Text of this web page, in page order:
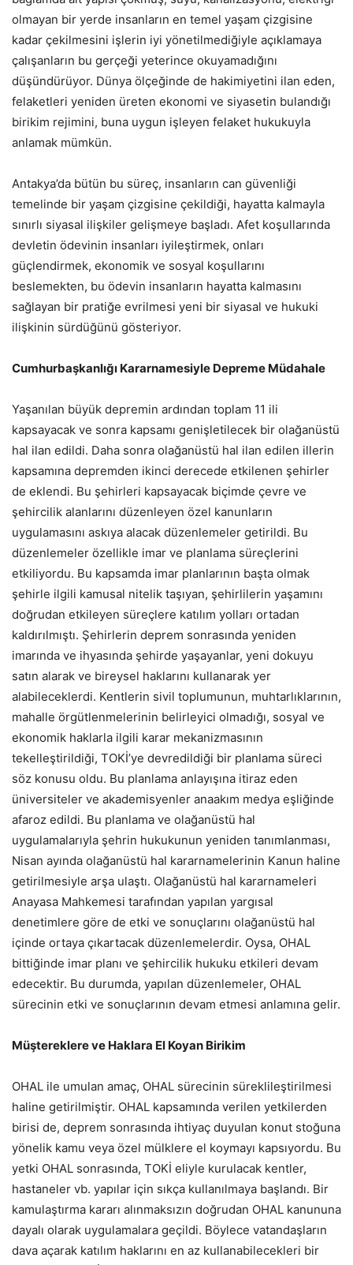
olmayan bir yerde insanların en temel yaşam çizgisine
kadar çekilmesini işlerin iyi yönetilmediğiyle açıklamaya
çalışanların bu gerçeği yeterince okuyamadığını
düşündürüyor. Dünya ölçeğinde de hakimiyetini ilan eden,
felaketleri yeniden üreten ekonomi ve siyasetin bulandığı
birikim rejimini, buna uygun işleyen felaket hukukuyla
anlamak mümkün.
Antakya’da bütün bu süreç, insanların can güvenliği
temelinde bir yaşam çizgisine çekildiği, hayatta kalmayla
sınırlı siyasal ilişkiler gelişmeye başladı. Afet koşullarında
devletin ödevinin insanları iyileştirmek, onları
güçlendirmek, ekonomik ve sosyal koşullarını
beslemekten, bu ödevin insanların hayatta kalmasını
sağlayan bir pratiğe evrilmesi yeni bir siyasal ve hukuki
ilişkinin sürdüğünü gösteriyor.
Cumhurbaşkanlığı Kararnamesiyle Depreme Müdahale
Yaşanılan büyük depremin ardından toplam 11 ili
kapsayacak ve sonra kapsamı genişletilecek bir olağanüstü
hal ilan edildi. Daha sonra olağanüstü hal ilan edilen illerin
kapsamına depremden ikinci derecede etkilenen şehirler
de eklendi. Bu şehirleri kapsayacak biçimde çevre ve
şehircilik alanlarını düzenleyen özel kanunların
uygulamasını askıya alacak düzenlemeler getirildi. Bu
düzenlemeler özellikle imar ve planlama süreçlerini
etkiliyordu. Bu kapsamda imar planlarının başta olmak
şehirle ilgili kamusal nitelik taşıyan, şehirlilerin yaşamını
doğrudan etkileyen süreçlere katılım yolları ortadan
kaldırılmıştı. Şehirlerin deprem sonrasında yeniden
imarında ve ihyasında şehirde yaşayanlar, yeni dokuyu
satın alarak ve bireysel haklarını kullanarak yer
alabileceklerdi. Kentlerin sivil toplumunun, muhtarlıklarının,
mahalle örgütlenmelerinin belirleyici olmadığı, sosyal ve
ekonomik haklarla ilgili karar mekanizmasının
tekelleştirildiği, TOKİ’ye devredildiği bir planlama süreci
söz konusu oldu. Bu planlama anlayışına itiraz eden
üniversiteler ve akademisyenler anaakım medya eşliğinde
afaroz edildi. Bu planlama ve olağanüstü hal
uygulamalarıyla şehrin hukukunun yeniden tanımlanması,
Nisan ayında olağanüstü hal kararnamelerinin Kanun haline
getirilmesiyle arşa ulaştı. Olağanüstü hal kararnameleri
Anayasa Mahkemesi tarafından yapılan yargısal
denetimlere göre de etki ve sonuçlarını olağanüstü hal
içinde ortaya çıkartacak düzenlemelerdir. Oysa, OHAL
bittiğinde imar planı ve şehircilik hukuku etkileri devam
edecektir. Bu durumda, yapılan düzenlemeler, OHAL
sürecinin etki ve sonuçlarının devam etmesi anlamına gelir.
Müştereklere ve Haklara El Koyan Birikim
OHAL ile umulan amaç, OHAL sürecinin süreklileştirilmesi
haline getirilmiştir. OHAL kapsamında verilen yetkilerden
birisi de, deprem sonrasında ihtiyaç duyulan konut stoğuna
yönelik kamu veya özel mülklere el koymayı kapsıyordu. Bu
yetki OHAL sonrasında, TOKİ eliyle kurulacak kentler,
hastaneler vb. yapılar için sıkça kullanılmaya başlandı. Bir
kamulaştırma kararı alınmaksızın doğrudan OHAL kanununa
dayalı olarak uygulamalara geçildi. Böylece vatandaşların
dava açarak katılım haklarını en az kullanabilecekleri bir